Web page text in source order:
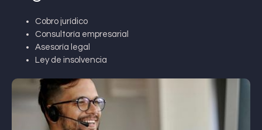
Cobro jurídico
Consultoría empresarial
Asesoría legal
Ley de insolvencia